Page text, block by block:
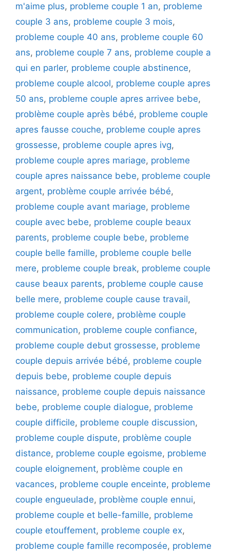
m'aime plus, probleme couple 1 an, probleme
couple 3 ans, probleme couple 3 mois,
probleme couple 40 ans, probleme couple 60
ans, probleme couple 7 ans, probleme couple a
qui en parler, probleme couple abstinence,
probleme couple alcool, probleme couple apres
50 ans, probleme couple apres arrivee bebe,
problème couple après bébé, probleme couple
apres fausse couche, probleme couple apres
grossesse, probleme couple apres ivg,
probleme couple apres mariage, probleme
couple apres naissance bebe, probleme couple
argent, problème couple arrivée bébé,
probleme couple avant mariage, probleme
couple avec bebe, probleme couple beaux
parents, probleme couple bebe, probleme
couple belle famille, probleme couple belle
mere, probleme couple break, probleme couple
cause beaux parents, probleme couple cause
belle mere, probleme couple cause travail,
probleme couple colere, problème couple
communication, probleme couple confiance,
probleme couple debut grossesse, probleme
couple depuis arrivée bébé, probleme couple
depuis bebe, probleme couple depuis
naissance, probleme couple depuis naissance
bebe, probleme couple dialogue, probleme
couple difficile, probleme couple discussion,
probleme couple dispute, problème couple
distance, probleme couple egoisme, probleme
couple eloignement, problème couple en
vacances, probleme couple enceinte, probleme
couple engueulade, problème couple ennui,
probleme couple et belle-famille, probleme
couple etouffement, probleme couple ex,
probleme couple famille recomposée, probleme